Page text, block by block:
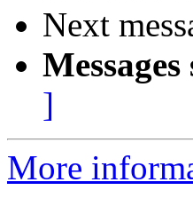
Next
]
More